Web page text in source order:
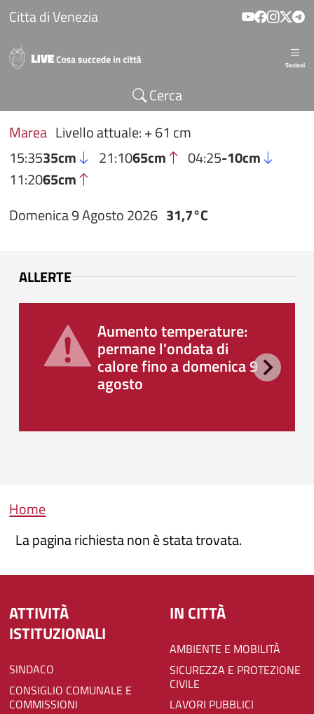
Salta al contenuto principale
Citta di Venezia
Sezioni
Cerca
Marea Livello attuale: + 61 cm
15:3535cm 21:1065cm 04:25-10cm
11:2065cm
Domenica 9 Agosto 2026 31,7°C
ALLERTE
Aumento temperature:
permane l'ondata di
calore fino a domenica 9
agosto
Briciole di pane
Home
La pagina richiesta non è stata trovata.
ATTIVITÀ
ISTITUZIONALI
SINDACO
CONSIGLIO COMUNALE E
COMMISSIONI
IN CITTÀ
AMBIENTE E MOBILITÀ
SICUREZZA E PROTEZIONE
CIVILE
LAVORI PUBBLICI